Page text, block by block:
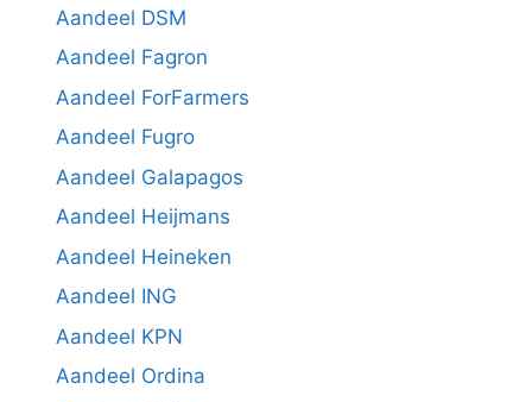
Aandeel DSM
Aandeel Fagron
Aandeel ForFarmers
Aandeel Fugro
Aandeel Galapagos
Aandeel Heijmans
Aandeel Heineken
Aandeel ING
Aandeel KPN
Aandeel Ordina